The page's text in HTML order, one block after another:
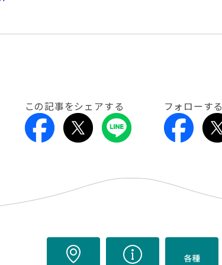
この記事をシェアする フォローする